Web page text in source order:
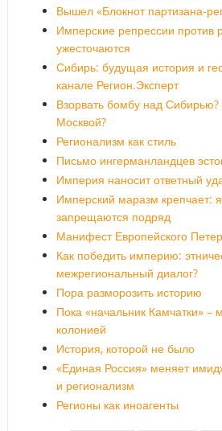
Вышел «Блокнот партизана-
Имперские репрессии против
ужесточаются
Сибирь: будущая история и
канале Регион.Эксперт
Взорвать бомбу над
Москвой?
Регионализм как стиль
Письмо ингерманландцев
Империя наносит ответный
Имперский маразм крепчает:
запрещаются подряд
Манифест Европейского
Как победить империю:
межрегиональный диалог?
Пора разморозить историю
Пока «начальник Камчатки» –
колонией
История, которой не было
«Единая Россия» меняет
и регионализм
Регионы как иноагенты